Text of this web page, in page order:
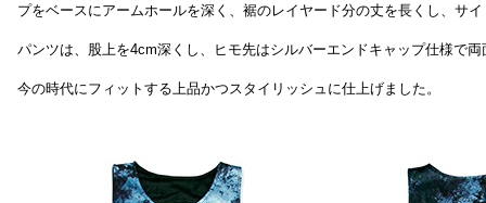
プをベースにアームホールを深く、裾のレイヤード分の丈を長くし、サ
パンツは、股上を4cm深くし、ヒモ先はシルバーエンドキャップ仕様で
今の時代にフィットする上品かつスタイリッシュに仕上げました。